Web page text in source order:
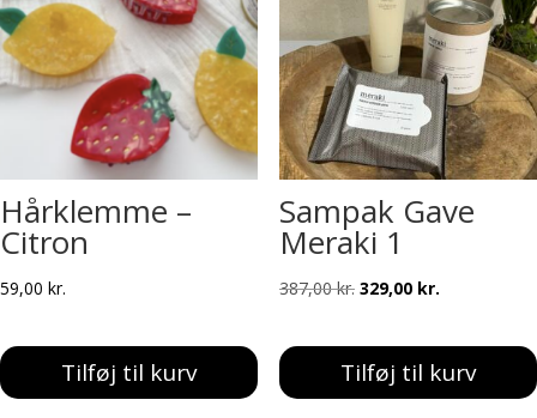
Hårklemme –
Citron
59,00 kr.
Tilføj til kurv
Sampak Gave
Meraki 1
387,00kr. Den
pris
var:
329,00 kr.Den
pris
er:
Tilføj til kurv